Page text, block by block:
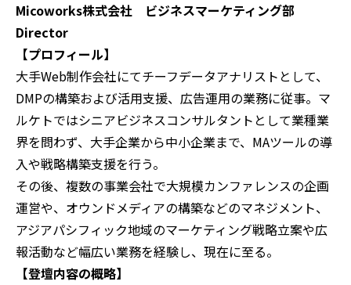
Micoworks株式会社 ビジネスマーケティング部
Director
【プロフィール】
大手Web制作会社にてチーフデータアナリストとして、
DMPの構築および活用支援、広告運用の業務に従事。マ
ルケトではシニアビジネスコンサルタントとして業種業
界を問わず、大手企業から中小企業まで、MAツールの導
入や戦略構築支援を行う。
その後、複数の事業会社で大規模カンファレンスの企画
運営や、オウンドメディアの構築などのマネジメント、
アジアパシフィック地域のマーケティング戦略立案や広
報活動など幅広い業務を経験し、現在に至る。
【登壇内容の概略】‍